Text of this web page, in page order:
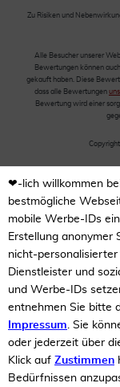
Zu Risiken und
Alle Besucher unserer
Bewertungen können
gekauft haben. Diese
dass alle Bewertungen
Bewertung wird einer
❤-lich willkommen
bestmögliche
mobile Werbe-IDs
Erstellung anonymer
nicht-
Dienstleister und
und Werbe-IDs
entnehmen Sie bitte
Impressum. Sie
oder jederzeit über
Klick auf Zustimmen
Bedürfnissen